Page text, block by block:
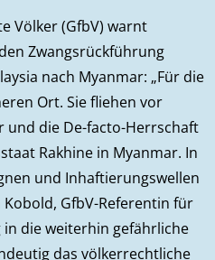
Völker (GfbV) warnt
Zwangsrückführung
nach Myanmar: „Für die
Ort. Sie fliehen vor
und die De-facto-Herrschaft
Rakhine in Myanmar. In
und Inhaftierungswellen
GfbV-Referentin für
in die weiterhin gefährliche
das völkerrechtliche